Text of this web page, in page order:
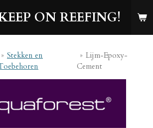
ON REEFING!
» Stekken en
» Lijm-Epoxy-
Cement